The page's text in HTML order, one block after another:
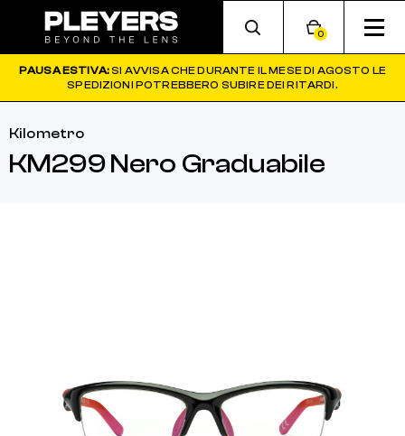
0
PAUSA ESTIVA:SI AVVISA CHE DURANTE IL MESE DI AGOSTO LE
SPEDIZIONI POTREBBERO SUBIRE DEI RITARDI.
Kilometro
KM299 Nero Graduabile